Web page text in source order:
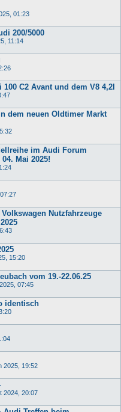
01:23
200/5000
11:14
C2 Avant und dem V8 4,2l
dem neuen Oldtimer Markt
im Audi Forum
Mai 2025!
Nutzfahrzeuge
15:20
vom 19.-22.06.25
07:45
identisch
2025, 19:52
2024, 20:07